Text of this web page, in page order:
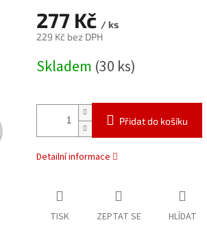
277 Kč / ks
229 Kč bez DPH
cena:
Skladem (30 ks)
Přidat do košíku
Detailní informace
TISK ZEPTAT SE HLÍDAT